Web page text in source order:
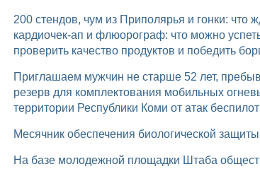
200 стендов, чум из Приполярья и гонки: что ждет гостей шестого «Достояния Севера» УЗИ,
кардиочек-ап и флюорограф: что можно
проверить качество продуктов и победить
Приглашаем мужчин не старше 52 лет, пребывающих в запасе, в мобилизационный людской
резерв для комплектования мобильных
территории Республики Коми от атак
Месячник обеспечения биологической
На базе молодежной площадки Штаба общественной поддержки «Команда Республики Коми»